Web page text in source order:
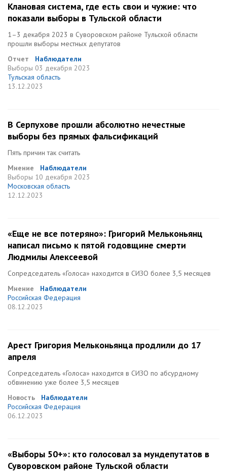
Клановая система, где есть свои и чужие: что
показали выборы в Тульской области
1–3 декабря 2023 в Суворовском районе Тульской области
прошли выборы местных депутатов
Отчет
Наблюдатели
Выборы 03 декабря 2023
Тульская область
13.12.2023
В Серпухове прошли абсолютно нечестные
выборы без прямых фальсификаций
Пять причин так считать
Мнение
Наблюдатели
Выборы 10 декабря 2023
Московская область
12.12.2023
«Еще не все потеряно»: Григорий Мельконьянц
написал письмо к пятой годовщине смерти
Людмилы Алексеевой
Сопредседатель «Голоса» находится в СИЗО более 3,5 месяцев
Мнение
Наблюдатели
Российская Федерация
08.12.2023
Арест Григория Мельконьянца продлили до 17
апреля
Сопредседатель «Голоса» находится в СИЗО по абсурдному
обвинению уже более 3,5 месяцев
Новость
Наблюдатели
Российская Федерация
06.12.2023
«Выборы 50+»: кто голосовал за мундепутатов в
Суворовском районе Тульской области